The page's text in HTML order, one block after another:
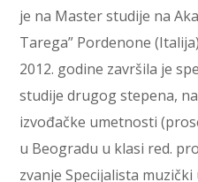
je na Master studije na
Tarega” Pordenone
2012. godine završila je
studije drugog stepena,
izvođačke umetnosti
u Beogradu u klasi red.
zvanje Specijalista muzički